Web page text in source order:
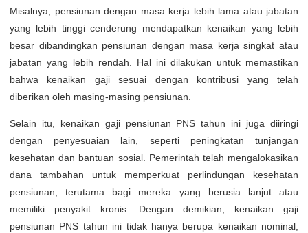
Misalnya, pensiunan dengan masa kerja lebih lama atau jabatan
yang lebih tinggi cenderung mendapatkan kenaikan yang lebih
besar dibandingkan pensiunan dengan masa kerja singkat atau
jabatan yang lebih rendah. Hal ini dilakukan untuk memastikan
bahwa kenaikan gaji sesuai dengan kontribusi yang telah
diberikan oleh masing-masing pensiunan.
Selain itu, kenaikan gaji pensiunan PNS tahun ini juga diiringi
dengan penyesuaian lain, seperti peningkatan tunjangan
kesehatan dan bantuan sosial. Pemerintah telah mengalokasikan
dana tambahan untuk memperkuat perlindungan kesehatan
pensiunan, terutama bagi mereka yang berusia lanjut atau
memiliki penyakit kronis. Dengan demikian, kenaikan gaji
pensiunan PNS tahun ini tidak hanya berupa kenaikan nominal,